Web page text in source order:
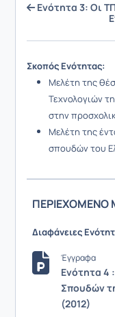
Ενότητα 3: Οι
Σκοπός Ενότητας:
Μελέτη της
Τεχνολογιών
στην
Μελέτη της
σπουδών του
Διαφάνειες
Έγγραφα
Ενότητα 4
Σπουδών
(2012)